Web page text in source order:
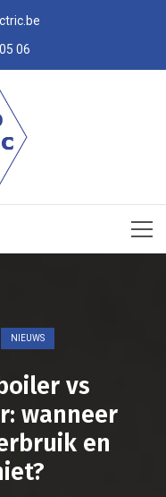
06
NIEUWS
vs
wanneer
en